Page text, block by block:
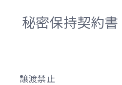
秘密保持契約書
譲渡禁止